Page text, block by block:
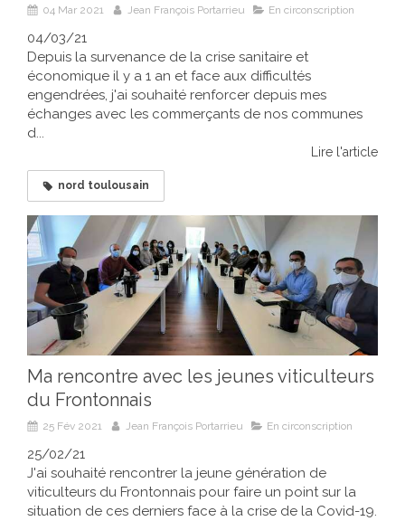
04 Mar 2021 Jean François Portarrieu En circonscription
04/03/21
Depuis la survenance de la crise sanitaire et
économique il y a 1 an et face aux difficultés
engendrées, j'ai souhaité renforcer depuis mes
échanges avec les commerçants de nos communes
d...
Lire l'article
nord toulousain
Ma rencontre avec les jeunes viticulteurs
du Frontonnais
25 Fév 2021 Jean François Portarrieu En circonscription
25/02/21
J'ai souhaité rencontrer la jeune génération de
viticulteurs du Frontonnais pour faire un point sur la
situation de ces derniers face à la crise de la Covid-19.